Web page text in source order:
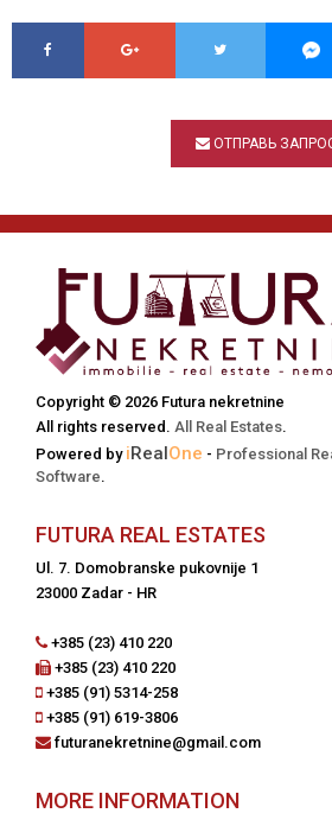
ОТПРАВЬ
Copyright © 2026 Futura nekretnine
All rights reserved. All Real Estates.
Powered by iReal One - Professional
Software.
FUTURA REAL ESTATES
Ul. 7. Domobranske pukovnije 1
23000 Zadar - HR
+385 (23) 410 220
+385 (23) 410 220
+385 (91) 5314-258
+385 (91) 619-3806
futuranekretnine@gmail.com
MORE INFORMATION